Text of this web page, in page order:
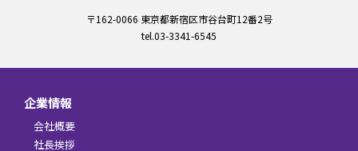
〒162-0066 東京都新宿区市谷台町12番2号
tel.03-3341-6545
企業情報
会社概要
社長挨拶